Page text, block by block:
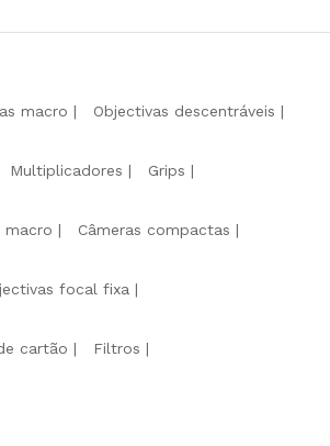
macro
Objectivas descentráveis
Multiplicadores
Grips
macro
Câmeras compactas
focal fixa
cartão
Filtros